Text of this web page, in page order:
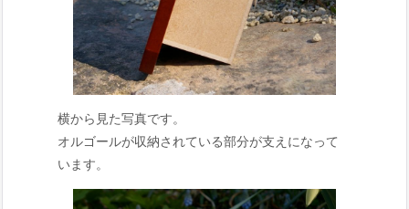
横から見た写真です。
オルゴールが収納されている部分が支えになって
います。